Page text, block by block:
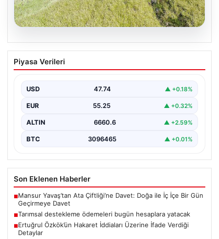
07.08.2026
Tarımsal destekleme ödemeleri bugün
hesaplara yatacak
Piyasa Verileri
USD 47.74 ▲ +0.18%
EUR 55.25 ▲ +0.32%
ALTIN 6660.6 ▲ +2.59%
BTC 3096465 ▲ +0.01%
Son Eklenen Haberler
■Mansur Yavaş’tan Ata Çiftliği’ne Davet: Doğa ile İç İçe Bir Gün
Geçirmeye Davet
■Tarımsal destekleme ödemeleri bugün hesaplara yatacak
■Ertuğrul Özkök’ün Hakaret İddiaları Üzerine İfade Verdiği
Detaylar